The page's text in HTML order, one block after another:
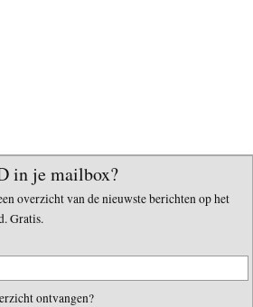
in je mailbox?
overzicht van de nieuwste berichten op het
Gratis.
ontvangen?